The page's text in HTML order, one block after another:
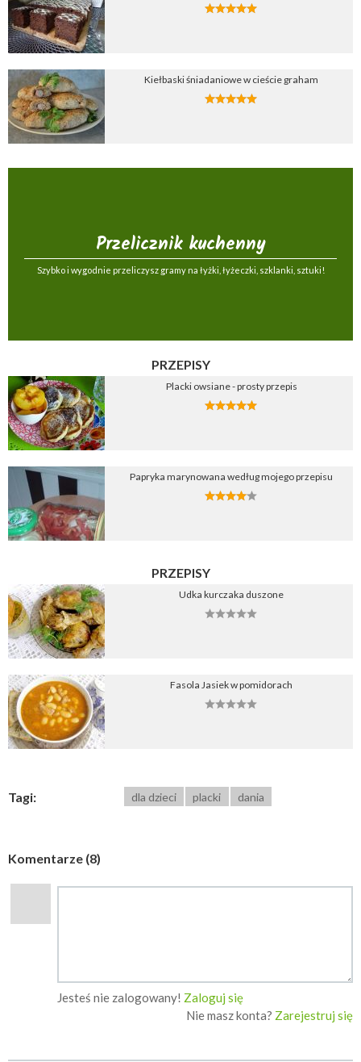
Kiełbaski śniadaniowe w cieście graham
Przelicznik kuchenny
Szybko i wygodnie przeliczysz gramy na łyżki, łyżeczki, szklanki, sztuki!
PRZEPISY
Placki owsiane - prosty przepis
Papryka marynowana według mojego przepisu
PRZEPISY
Udka kurczaka duszone
Fasola Jasiek w pomidorach
Tagi: dla dzieci placki dania
Komentarze (8)
Jesteś nie zalogowany! Zaloguj się
Nie masz konta? Zarejestruj się